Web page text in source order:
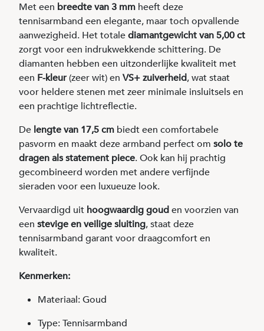
Met een breedte van 3 mm heeft deze
tennisarmband een elegante, maar toch opvallende
aanwezigheid. Het totalediamantgewicht van 5,00 ct
zorgt voor een indrukwekkende schittering. De
diamanten hebben een uitzonderlijke kwaliteit met
een F-kleur(zeer wit) en VS+ zuiverheid, wat staat
voor heldere stenen met zeer minimale insluitsels en
een prachtige lichtreflectie.
De lengte van 17,5 cm biedt een comfortabele
pasvorm en maakt deze armband perfect om solo te
dragen als statement piece. Ook kan hij prachtig
gecombineerd worden met andere verfijnde
sieraden voor een luxueuze look.
Vervaardigd uit hoogwaardig gouden voorzien van
een stevige en veilige sluiting, staat deze
tennisarmband garant voor draagcomfort en
kwaliteit.
Kenmerken:
Materiaal: Goud
Type: Tennisarmband